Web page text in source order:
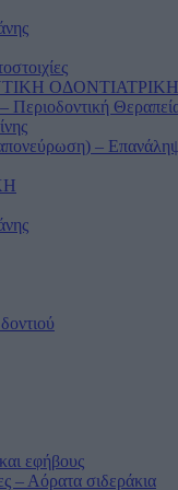
ΟΔΟΝΤΙΑΤΡΙΚΗ
Περιοδοντική
–
εφήβους
– Αόρατα σιδεράκια